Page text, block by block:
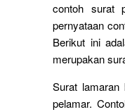
contoh surat
pernyataan
Berikut ini
merupakan
Surat
pelamar.